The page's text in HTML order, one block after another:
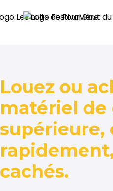
Louez ou
matériel de
supérieure,
cachés.